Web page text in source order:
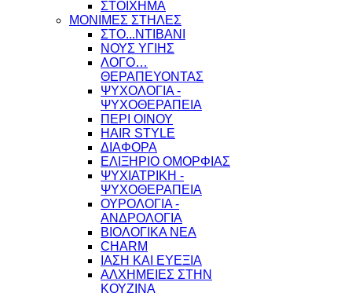
ΣΤΟΙΧΗΜΑ
ΜΟΝΙΜΕΣ ΣΤΗΛΕΣ
ΣΤΟ...ΝΤΙΒΑΝΙ
ΝΟΥΣ ΥΓΙΗΣ
ΛΟΓΟ…
ΘΕΡΑΠΕΥΟΝΤΑΣ
ΨΥΧΟΛΟΓΙΑ -
ΨΥΧΟΘΕΡΑΠΕΙΑ
ΠΕΡΙ ΟΙΝΟΥ
HAIR STYLE
ΔΙΑΦΟΡΑ
ΕΛΙΞΗΡΙΟ ΟΜΟΡΦΙΑΣ
ΨΥΧΙΑΤΡΙΚΗ -
ΨΥΧΟΘΕΡΑΠΕΙΑ
ΟΥΡΟΛΟΓΙΑ -
ΑΝΔΡΟΛΟΓΙΑ
ΒΙΟΛΟΓΙΚΑ ΝΕΑ
CHARM
ΙΑΣΗ ΚΑΙ ΕΥΕΞΙΑ
ΑΛΧΗΜΕΙΕΣ ΣΤΗΝ
ΚΟΥΖΙΝΑ